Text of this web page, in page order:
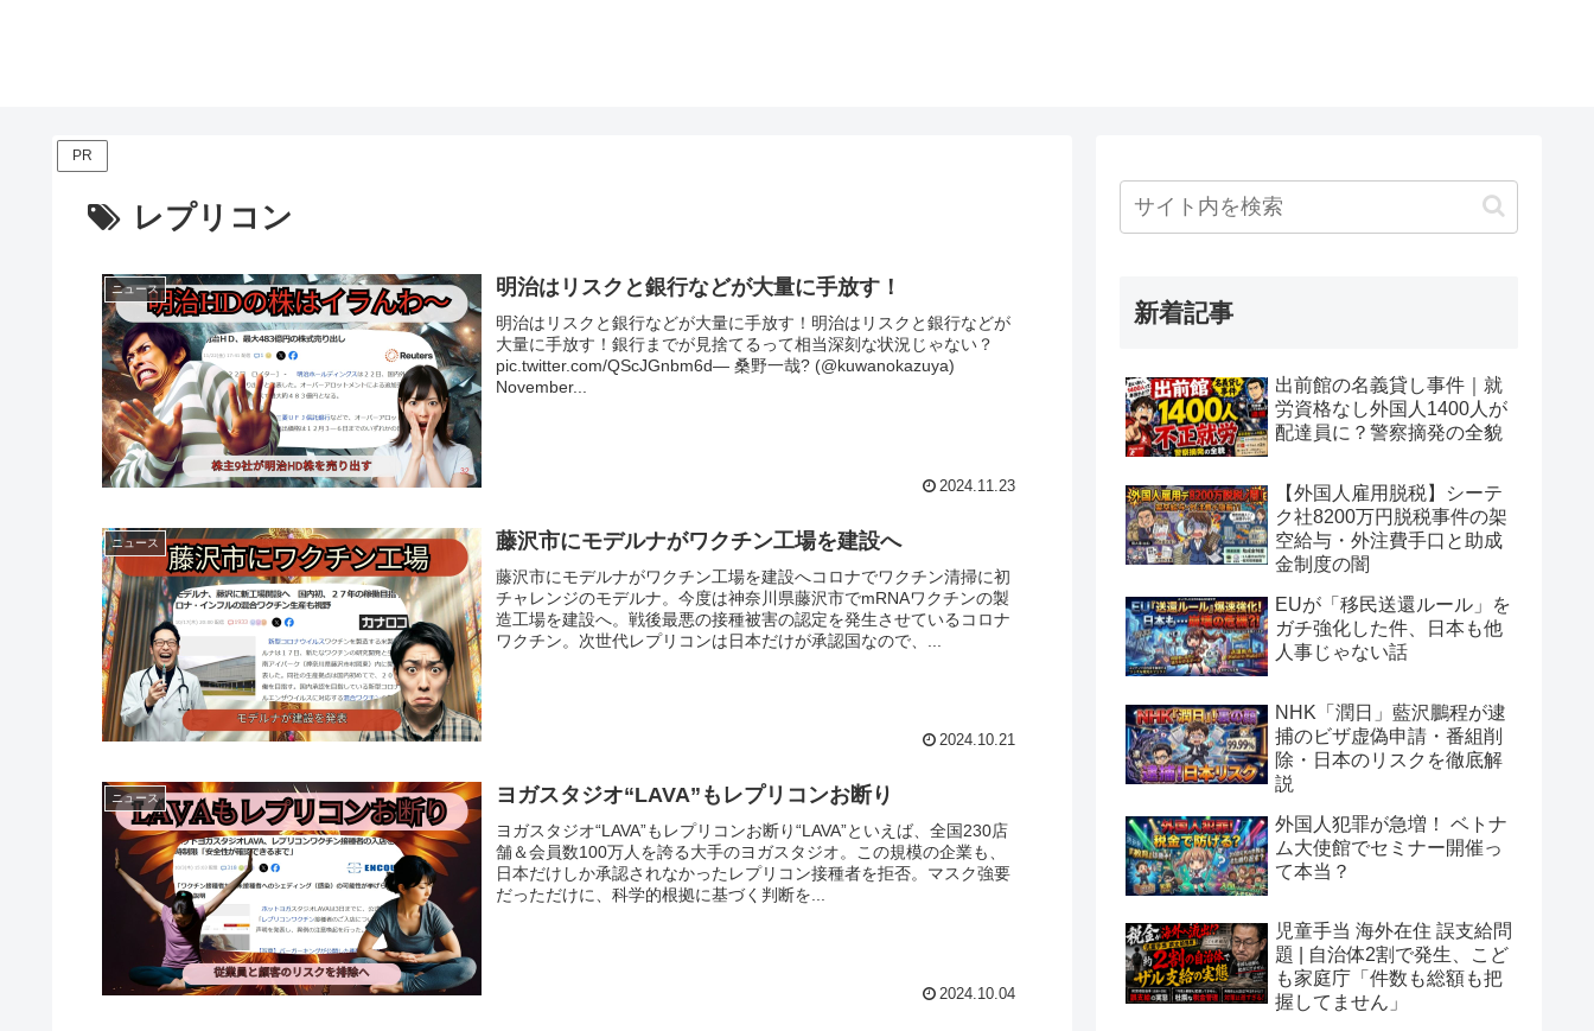
PR
レプリコン
ニュース 明治はリスクと銀行などが大量に手放す！
明治はリスクと銀行などが大量に手放す！明治はリスクと銀行などが
大量に手放す！銀行までが見捨てるって相当深刻な状況じゃない？
pic.twitter.com/QScJGnbm6d— 桑野一哉? (@kuwanokazuya)
November...
2024.11.23
ニュース 藤沢市にモデルナがワクチン工場を建設へ
藤沢市にモデルナがワクチン工場を建設へコロナでワクチン清掃に初
チャレンジのモデルナ。今度は神奈川県藤沢市でmRNAワクチンの製
造工場を建設へ。戦後最悪の接種被害の認定を発生させているコロナ
ワクチン。次世代レプリコンは日本だけが承認国なので、...
2024.10.21
ニュース ヨガスタジオ“LAVA”もレプリコンお断り
ヨガスタジオ“LAVA”もレプリコンお断り“LAVA”といえば、全国230店
舗＆会員数100万人を誇る大手のヨガスタジオ。この規模の企業も、
日本だけしか承認されなかったレプリコン接種者を拒否。マスク強要
だっただけに、科学的根拠に基づく判断を...
2024.10.04
新着記事
出前館の名義貸し事件｜就
労資格なし外国人1400人が
配達員に？警察摘発の全貌
【外国人雇用脱税】シーテ
ク社8200万円脱税事件の架
空給与・外注費手口と助成
金制度の闇
EUが「移民送還ルール」を
ガチ強化した件、日本も他
人事じゃない話
NHK「潤日」藍沢鵬程が逮
捕のビザ虚偽申請・番組削
除・日本のリスクを徹底解
説
外国人犯罪が急増！ ベトナ
ム大使館でセミナー開催っ
て本当？
児童手当 海外在住 誤支給問
題 | 自治体2割で発生、こど
も家庭庁「件数も総額も把
握してません」